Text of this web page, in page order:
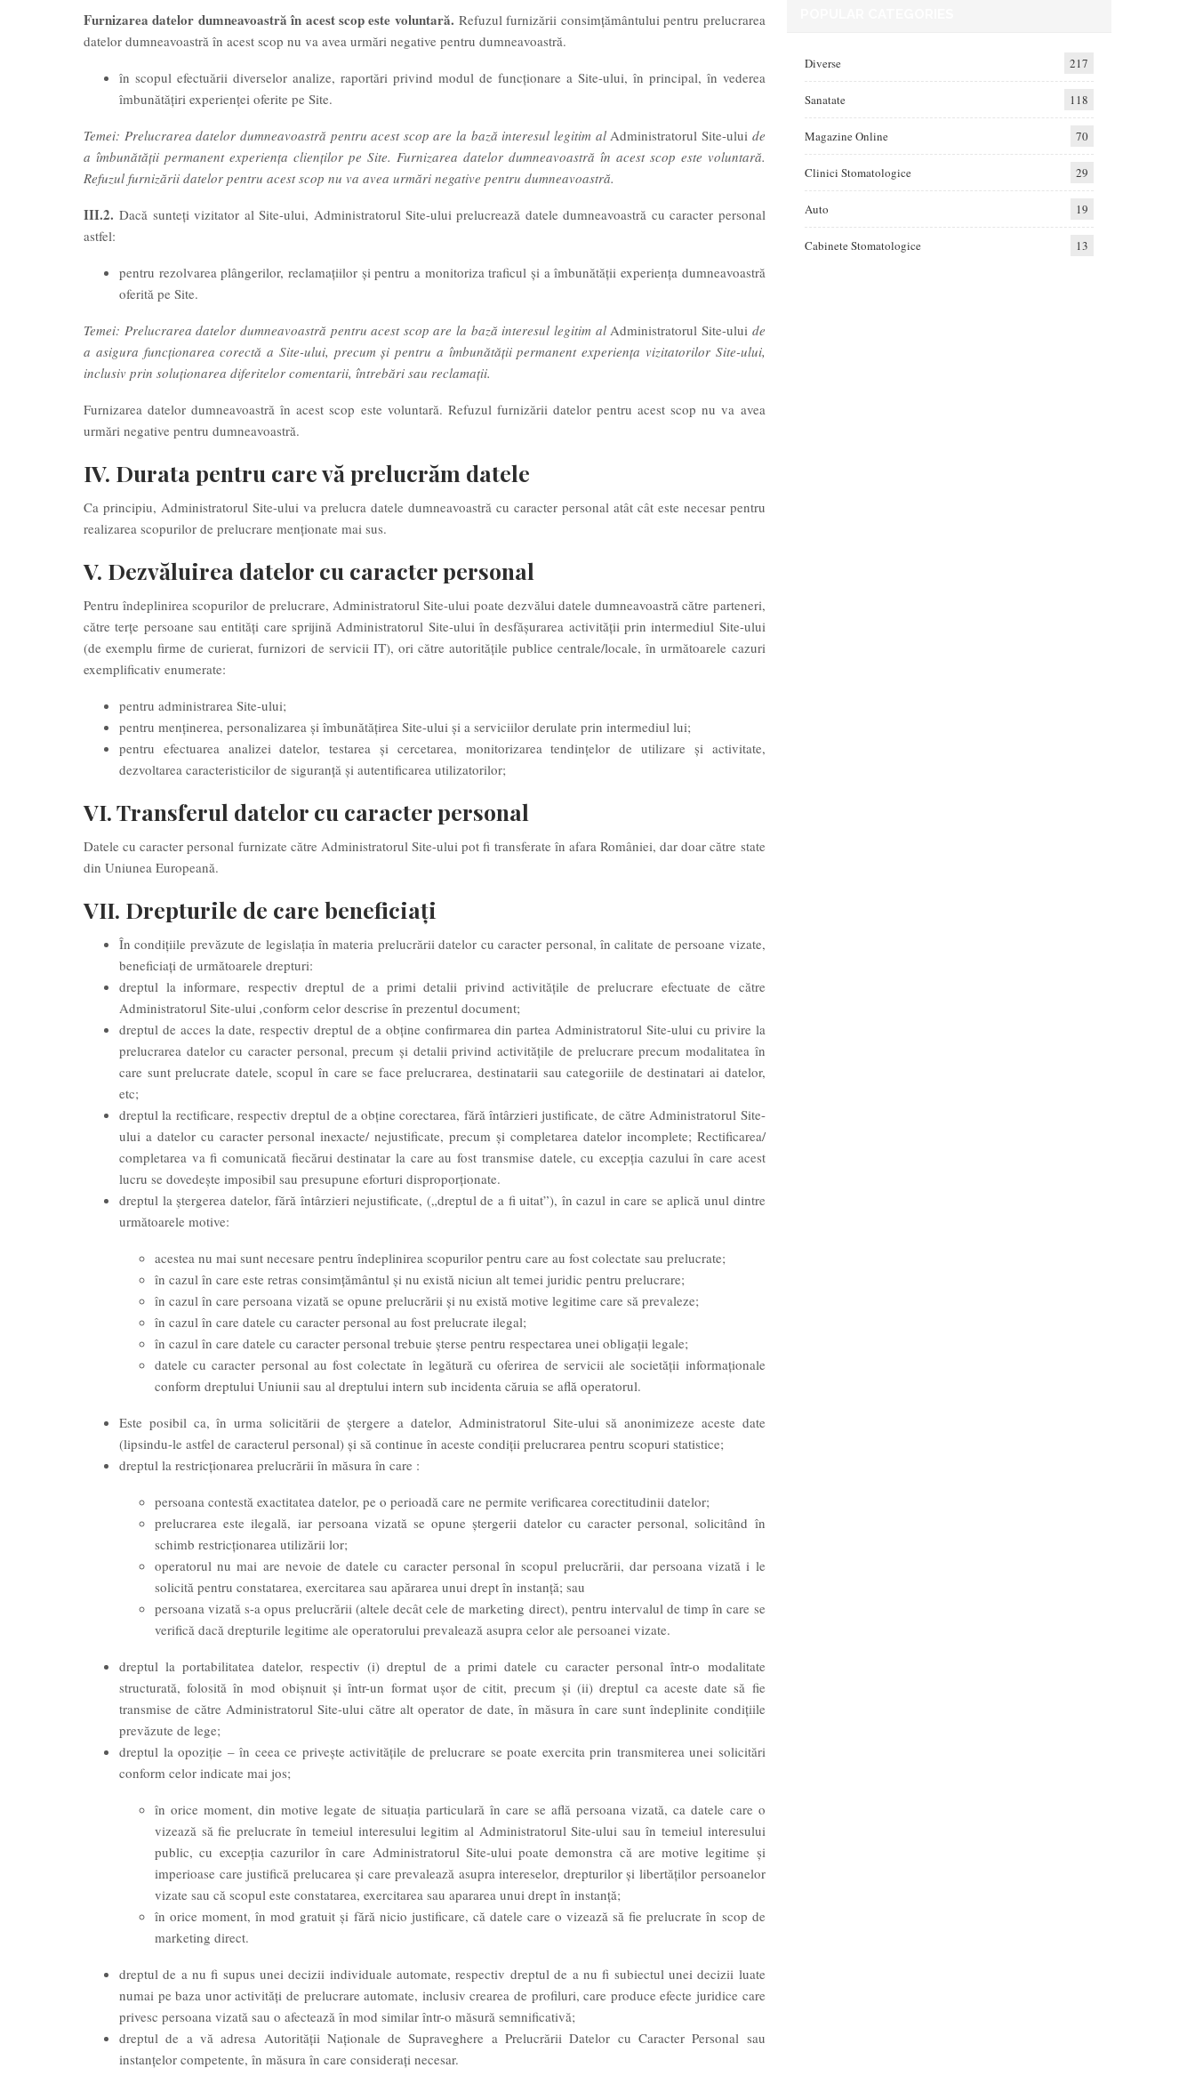
Furnizarea datelor dumneavoastră în acest scop este voluntară. Refuzul furnizării consimțământului pentru prelucrarea
datelor dumneavoastră în acest scop nu va avea urmări negative pentru dumneavoastră.
în scopul efectuării diverselor analize, raportări privind modul de funcționare a Site-ului, în principal, în vederea
îmbunătăţiri experienței oferite pe Site.
Temei: Prelucrarea datelor dumneavoastră pentru acest scop are la bază interesul legitim alAdministratorul Site-uluide
a îmbunătății permanent experiența clienților pe Site. Furnizarea datelor dumneavoastră în acest scop este voluntară.
Refuzul furnizării datelor pentru acest scop nu va avea urmări negative pentru dumneavoastră.
III.2. Dacă sunteți vizitator al Site-ului, Administratorul Site-ului prelucrează datele dumneavoastră cu caracter personal
astfel:
pentru rezolvarea plângerilor, reclamaţiilor şi pentru a monitoriza traficul și a îmbunătăţii experiența dumneavoastră
oferită pe Site.
Temei: Prelucrarea datelor dumneavoastră pentru acest scop are la bază interesul legitim alAdministratorul Site-uluide
a asigura funcționarea corectă a Site-ului, precum și pentru a îmbunătății permanent experiența vizitatorilor Site-ului,
inclusiv prin soluționarea diferitelor comentarii, întrebări sau reclamații.
Furnizarea datelor dumneavoastră în acest scop este voluntară. Refuzul furnizării datelor pentru acest scop nu va avea
urmări negative pentru dumneavoastră.
IV. Durata pentru care vă prelucrăm datele
Ca principiu, Administratorul Site-ului va prelucra datele dumneavoastră cu caracter personal atât cât este necesar pentru
realizarea scopurilor de prelucrare menționate mai sus.
V. Dezvăluirea datelor cu caracter personal
Pentru îndeplinirea scopurilor de prelucrare, Administratorul Site-ului poate dezvălui datele dumneavoastră către parteneri,
către terțe persoane sau entități care sprijină Administratorul Site-ului în desfășurarea activității prin intermediul Site-ului
(de exemplu firme de curierat, furnizori de servicii IT), ori către autoritățile publice centrale/locale, în următoarele cazuri
exemplificativ enumerate:
pentru administrarea Site-ului;
pentru menținerea, personalizarea și îmbunătățirea Site-ului și a serviciilor derulate prin intermediul lui;
pentru efectuarea analizei datelor, testarea și cercetarea, monitorizarea tendințelor de utilizare și activitate,
dezvoltarea caracteristicilor de siguranță și autentificarea utilizatorilor;
VI. Transferul datelor cu caracter personal
Datele cu caracter personal furnizate către Administratorul Site-ului pot fi transferate în afara României, dar doar către state
din Uniunea Europeană.
VII. Drepturile de care beneficiați
În condițiile prevăzute de legislația în materia prelucrării datelor cu caracter personal, în calitate de persoane vizate,
beneficiați de următoarele drepturi:
dreptul la informare, respectiv dreptul de a primi detalii privind activitățile de prelucrare efectuate de către
Administratorul Site-ului ,conform celor descrise în prezentul document;
dreptul de acces la date, respectiv dreptul de a obține confirmarea din partea Administratorul Site-ului cu privire la
prelucrarea datelor cu caracter personal, precum și detalii privind activitățile de prelucrare precum modalitatea în
care sunt prelucrate datele, scopul în care se face prelucrarea, destinatarii sau categoriile de destinatari ai datelor,
etc;
dreptul la rectificare, respectiv dreptul de a obține corectarea, fără întârzieri justificate, de către Administratorul Site-
ului a datelor cu caracter personal inexacte/ nejustificate, precum și completarea datelor incomplete; Rectificarea/
completarea va fi comunicată fiecărui destinatar la care au fost transmise datele, cu excepția cazului în care acest
lucru se dovedește imposibil sau presupune eforturi disproporționate.
dreptul la ștergerea datelor, fără întârzieri nejustificate, („dreptul de a fi uitat”), în cazul in care se aplică unul dintre
următoarele motive:
acestea nu mai sunt necesare pentru îndeplinirea scopurilor pentru care au fost colectate sau prelucrate;
în cazul în care este retras consimțământul și nu există niciun alt temei juridic pentru prelucrare;
în cazul în care persoana vizată se opune prelucrării și nu există motive legitime care să prevaleze;
în cazul în care datele cu caracter personal au fost prelucrate ilegal;
în cazul în care datele cu caracter personal trebuie șterse pentru respectarea unei obligații legale;
datele cu caracter personal au fost colectate în legătură cu oferirea de servicii ale societății informaționale
conform dreptului Uniunii sau al dreptului intern sub incidenta căruia se află operatorul.
Este posibil ca, în urma solicitării de ștergere a datelor, Administratorul Site-ului să anonimizeze aceste date
(lipsindu-le astfel de caracterul personal) și să continue în aceste condiții prelucrarea pentru scopuri statistice;
dreptul la restricționarea prelucrării în măsura în care :
persoana contestă exactitatea datelor, pe o perioadă care ne permite verificarea corectitudinii datelor;
prelucrarea este ilegală, iar persoana vizată se opune ștergerii datelor cu caracter personal, solicitând în
schimb restricționarea utilizării lor;
operatorul nu mai are nevoie de datele cu caracter personal în scopul prelucrării, dar persoana vizată i le
solicită pentru constatarea, exercitarea sau apărarea unui drept în instanță; sau
persoana vizată s-a opus prelucrării (altele decât cele de marketing direct), pentru intervalul de timp în care se
verifică dacă drepturile legitime ale operatorului prevalează asupra celor ale persoanei vizate.
dreptul la portabilitatea datelor, respectiv (i) dreptul de a primi datele cu caracter personal într-o modalitate
structurată, folosită în mod obișnuit și într-un format ușor de citit, precum și (ii) dreptul ca aceste date să fie
transmise de către Administratorul Site-ului către alt operator de date, în măsura în care sunt îndeplinite condițiile
prevăzute de lege;
dreptul la opoziție – în ceea ce privește activitățile de prelucrare se poate exercita prin transmiterea unei solicitări
conform celor indicate mai jos;
în orice moment, din motive legate de situația particulară în care se află persoana vizată, ca datele care o
vizează să fie prelucrate în temeiul interesului legitim al Administratorul Site-ului sau în temeiul interesului
public, cu excepția cazurilor în care Administratorul Site-ului poate demonstra că are motive legitime și
imperioase care justifică prelucarea și care prevalează asupra intereselor, drepturilor și libertăților persoanelor
vizate sau că scopul este constatarea, exercitarea sau apararea unui drept în instanță;
în orice moment, în mod gratuit și fără nicio justificare, că datele care o vizează să fie prelucrate în scop de
marketing direct.
dreptul de a nu fi supus unei decizii individuale automate, respectiv dreptul de a nu fi subiectul unei decizii luate
numai pe baza unor activități de prelucrare automate, inclusiv crearea de profiluri, care produce efecte juridice care
privesc persoana vizată sau o afectează în mod similar într-o măsură semnificativă;
dreptul de a vă adresa Autorităţii Naţionale de Supraveghere a Prelucrării Datelor cu Caracter Personal sau
instanțelor competente, în măsura în care considerați necesar.
Diverse 217
Sanatate 118
Magazine Online 70
Clinici Stomatologice 29
Auto 19
Cabinete Stomatologice 13